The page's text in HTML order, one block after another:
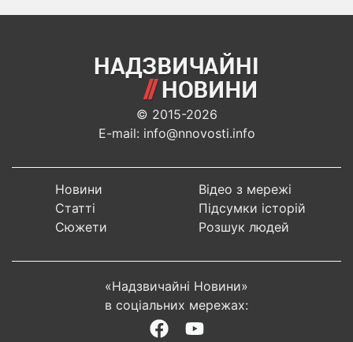
© 2015-2026
E-mail: info@nnovosti.info
Новини
Статті
Сюжети
Відео з мережі
Підсумки історій
Розшук людей
«Надзвичайні Новини»
в соціальних мережах: